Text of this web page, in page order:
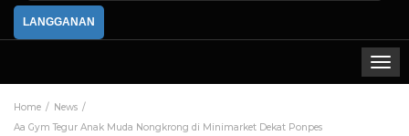
LANGGANAN
Home
News
Aa Gym Tegur Anak Muda Nongkrong di Minimarket Dekat Ponpes